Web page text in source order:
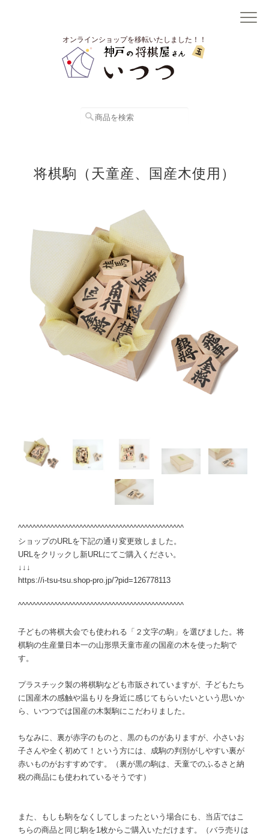
オンラインショップを移転いたしました！！
将棋駒（天童産、国産木使用）
^^^^^^^^^^^^^^^^^^^^^^^^^^^^^^^^^^^^^^^^^^^^^^
ショップのURLを下記の通り変更致しました。
URLをクリックし新URLにてご購入ください。
↓↓↓
https://i-tsu-tsu.shop-pro.jp/?pid=126778113
^^^^^^^^^^^^^^^^^^^^^^^^^^^^^^^^^^^^^^^^^^^^^^
子どもの将棋大会でも使われる「２文字の駒」を選びました。将
棋駒の生産量日本一の山形県天童市産の国産の木を使った駒で
す。
プラスチック製の将棋駒なども市販されていますが、子どもたち
に国産木の感触や温もりを身近に感じてもらいたいという思いか
ら、いつつでは国産の木製駒にこだわりました。
ちなみに、裏が赤字のものと、黒のものがありますが、小さいお
子さんや全く初めて！という方には、成駒の判別がしやすい裏が
赤いものがおすすめです。（裏が黒の駒は、天童でのふるさと納
税の商品にも使われているそうです）
また、もしも駒をなくしてしまったという場合にも、当店ではこ
ちらの商品と同じ駒を1枚からご購入いただけます。（バラ売りは